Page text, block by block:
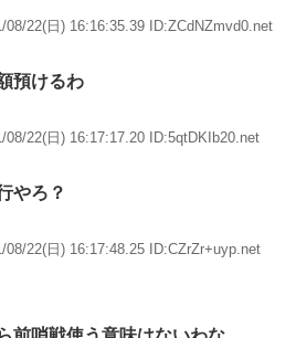
08/22(日) 16:16:35.39 ID:ZCdNZmvd0.net
預けるわ
08/22(日) 16:17:17.20 ID:5qtDKIb20.net
やろ？
08/22(日) 16:17:48.25 ID:CZrZr+uyp.net